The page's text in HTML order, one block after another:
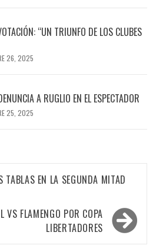
“UN TRIUNFO DE LOS CLUBES
26, 2025
A RUGLIO EN EL ESPECTADOR
25, 2025
TABLAS EN LA SEGUNDA MITAD
VS FLAMENGO POR COPA
LIBERTADORES